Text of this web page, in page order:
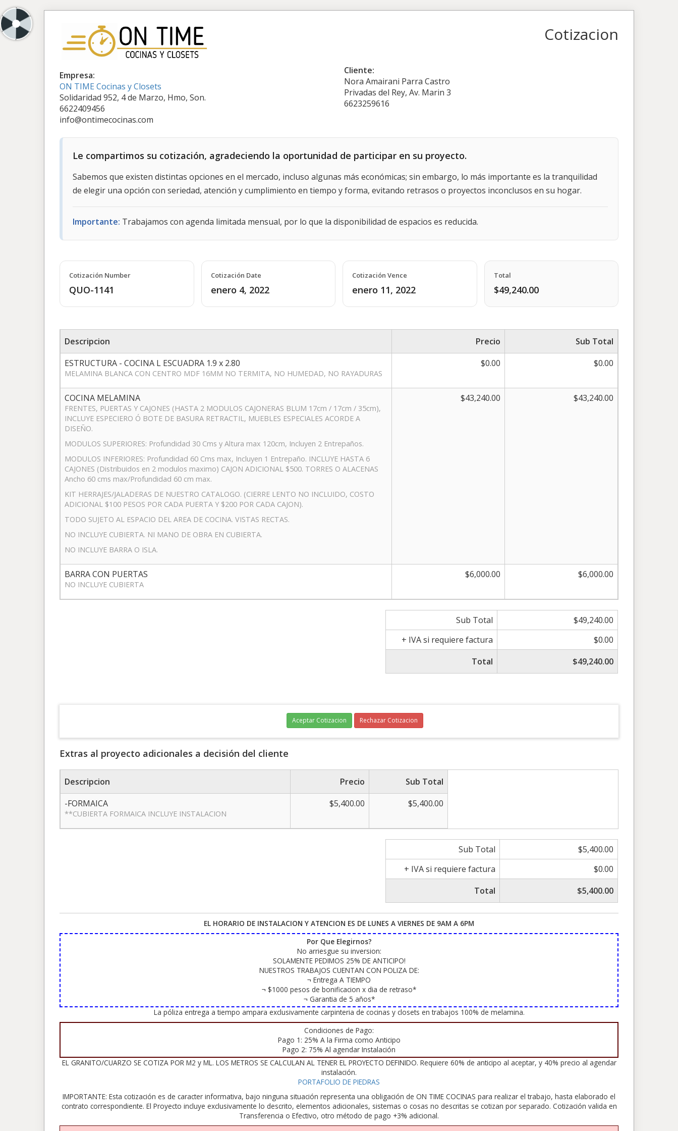
Cotizacion
Empresa:
ON TIME Cocinas y Closets
Solidaridad 952, 4 de Marzo, Hmo, Son.
6622409456
info@ontimecocinas.com
Cliente:
Nora Amairani Parra Castro
Privadas del Rey, Av. Marin 3
6623259616
Le compartimos su cotización, agradeciendo la oportunidad de participar en su proyecto.
Sabemos que existen distintas opciones en el mercado, incluso algunas más económicas; sin embargo, lo más importante es la tranquilidad
de elegir una opción con seriedad, atención y cumplimiento en tiempo y forma, evitando retrasos o proyectos inconclusos en su hogar.
Importante: Trabajamos con agenda limitada mensual, por lo que la disponibilidad de espacios es reducida.
Cotización Number
QUO-1141
Cotización Date
enero 4, 2022
Cotización Vence
enero 11, 2022
Total
$49,240.00
Descripcion Precio
Sub Total
ESTRUCTURA - COCINA L ESCUADRA 1.9 x 2.80
MELAMINA BLANCA CON CENTRO MDF 16MM NO TERMITA, NO HUMEDAD, NO RAYADURAS
$0.00 $0.00
COCINA MELAMINA
FRENTES, PUERTAS Y CAJONES (HASTA 2 MODULOS CAJONERAS BLUM 17cm / 17cm / 35cm),
INCLUYE ESPECIERO Ó BOTE DE BASURA RETRACTIL, MUEBLES ESPECIALES ACORDE A
DISEÑO.
MODULOS SUPERIORES: Profundidad 30 Cms y Altura max 120cm, Incluyen 2 Entrepaños.
MODULOS INFERIORES: Profundidad 60 Cms max, Incluyen 1 Entrepaño. INCLUYE HASTA 6
CAJONES (Distribuidos en 2 modulos maximo) CAJON ADICIONAL $500. TORRES O ALACENAS
Ancho 60 cms max/Profundidad 60 cm max.
KIT HERRAJES/JALADERAS DE NUESTRO CATALOGO. (CIERRE LENTO NO INCLUIDO, COSTO
ADICIONAL $100 PESOS POR CADA PUERTA Y $200 POR CADA CAJON).
TODO SUJETO AL ESPACIO DEL AREA DE COCINA. VISTAS RECTAS.
NO INCLUYE CUBIERTA. NI MANO DE OBRA EN CUBIERTA.
NO INCLUYE BARRA O ISLA.
$43,240.00 $43,240.00
BARRA CON PUERTAS
NO INCLUYE CUBIERTA
$6,000.00 $6,000.00
Sub Total
$49,240.00
+ IVA si requiere factura
$0.00
Total
$49,240.00
Aceptar Cotizacion Rechazar Cotizacion
Extras al proyecto adicionales a decisión del cliente
Descripcion Precio
Sub Total
-FORMAICA
**CUBIERTA FORMAICA INCLUYE INSTALACION
$5,400.00 $5,400.00
Sub Total
$5,400.00
+ IVA si requiere factura
$0.00
Total
$5,400.00
EL HORARIO DE INSTALACION Y ATENCION ES DE LUNES A VIERNES DE 9AM A 6PM
Por Que Elegirnos?
No arriesgue su inversion:
SOLAMENTE PEDIMOS 25% DE ANTICIPO!
NUESTROS TRABAJOS CUENTAN CON POLIZA DE:
¬ Entrega A TIEMPO
¬ $1000 pesos de bonificacion x dia de retraso*
¬ Garantia de 5 años*
La póliza entrega a tiempo ampara exclusivamente carpinteria de cocinas y closets en trabajos 100% de melamina.
Condiciones de Pago:
Pago 1: 25% A la Firma como Anticipo
Pago 2: 75% Al agendar Instalación
EL GRANITO/CUARZO SE COTIZA POR M2 y ML. LOS METROS SE CALCULAN AL TENER EL PROYECTO DEFINIDO. Requiere 60% de anticipo al aceptar, y 40% precio al agendar
instalación.
PORTAFOLIO DE PIEDRAS
IMPORTANTE: Esta cotización es de caracter informativa, bajo ninguna situación representa una obligación de ON TIME COCINAS para realizar el trabajo, hasta elaborado el
contrato correspondiente. El Proyecto incluye exclusivamente lo descrito, elementos adicionales, sistemas o cosas no descritas se cotizan por separado. Cotización valida en
Transferencia o Efectivo, otro método de pago +3% adicional.